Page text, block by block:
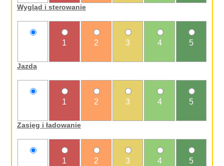
Wygląd i sterowanie
1 2 3 4 5
Jazda
1 2 3 4 5
Zasięg i ładowanie
1 2 3 4 5